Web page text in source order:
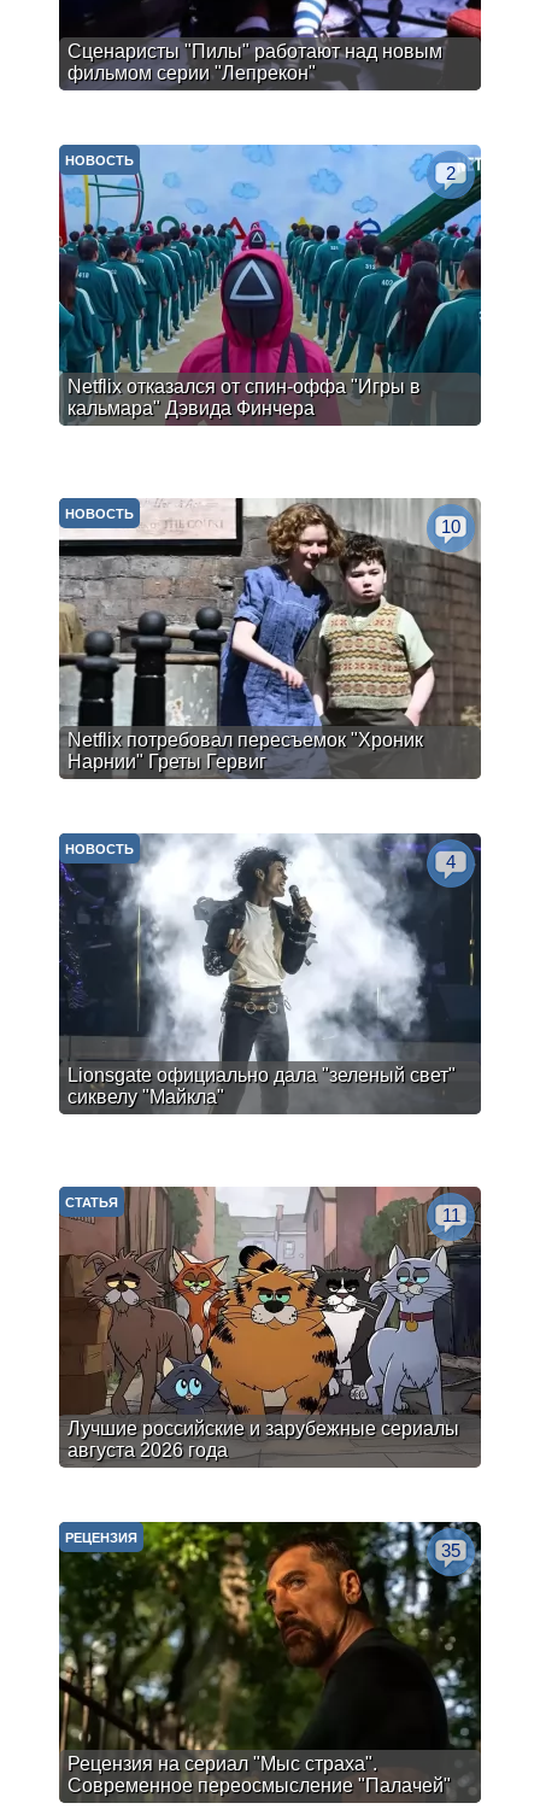
Сценаристы "Пилы" работают над новым
фильмом серии "Лепрекон"
Netflix отказался от спин-оффа "Игры в
кальмара" Дэвида Финчера
НОВОСТЬ
2
Netflix потребовал пересъемок "Хроник
Нарнии" Греты Гервиг
НОВОСТЬ
10
Lionsgate официально дала "зеленый свет"
сиквелу "Майкла"
НОВОСТЬ
4
Лучшие российские и зарубежные сериалы
августа 2026 года
СТАТЬЯ
11
Рецензия на сериал "Мыс страха".
Современное переосмысление "Палачей"
РЕЦЕНЗИЯ
35